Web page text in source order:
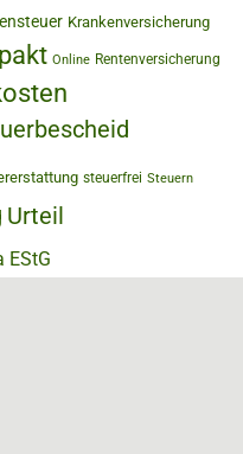
Krankenversicherung
Online Rentenversicherung
steuerfrei Steuern
Urteil
EStG